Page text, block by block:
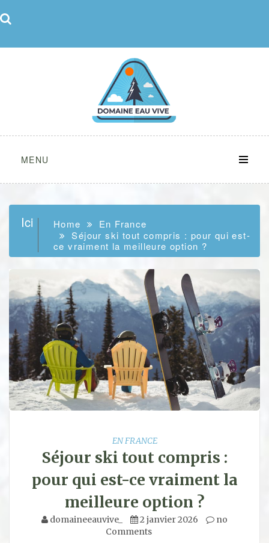
to
MENU
Ici Home
En France
Séjour ski tout compris : pour qui est-
ce vraiment la meilleure option ?
EN FRANCE
Séjour ski tout compris :
pour qui est-ce vraiment la
meilleure option ?
domaineeauvive_ 2 janvier 2026
no
Comments